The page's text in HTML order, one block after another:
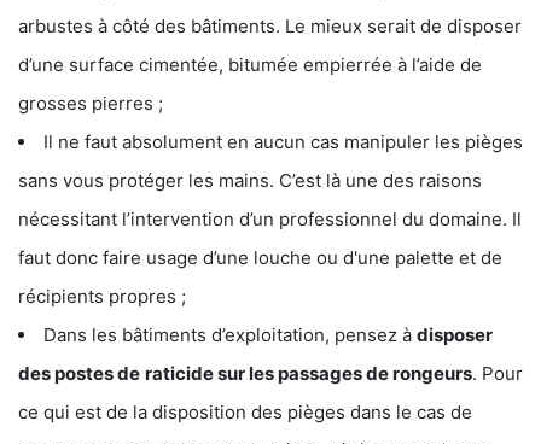
arbustes à côté des bâtiments. Le mieux serait de disposer
d’une surface cimentée, bitumée empierrée à l’aide de
grosses pierres ;
Il ne faut absolument en aucun cas manipuler les pièges
sans vous protéger les mains. C’est là une des raisons
nécessitant l’intervention d’un professionnel du domaine. Il
faut donc faire usage d’une louche ou d'une palette et de
récipients propres ;
Dans les bâtiments d’exploitation, pensez à disposer
des postes de raticide sur les passages de rongeurs. Pour
ce qui est de la disposition des pièges dans le cas de